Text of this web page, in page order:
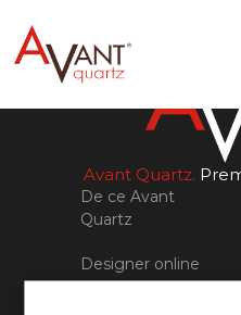
Avant Quartz.
De ce Avant
Quartz
Designer online